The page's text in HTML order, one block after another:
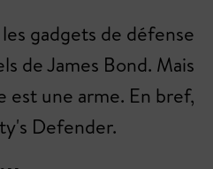
gadgets de défense
de James Bond. Mais
est une arme. En bref,
Defender.